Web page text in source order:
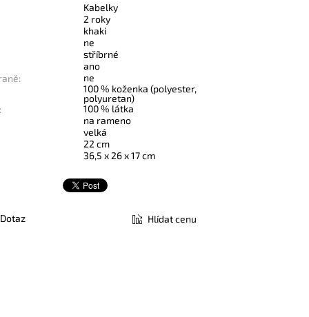
Kabelky
2 roky
khaki
ne
stříbrné
ano
ne
100 % koženka (polyester,
polyuretan)
100 % látka
na rameno
velká
22 cm
36,5 x 26 x 17 cm
Dotaz Hlídat cenu